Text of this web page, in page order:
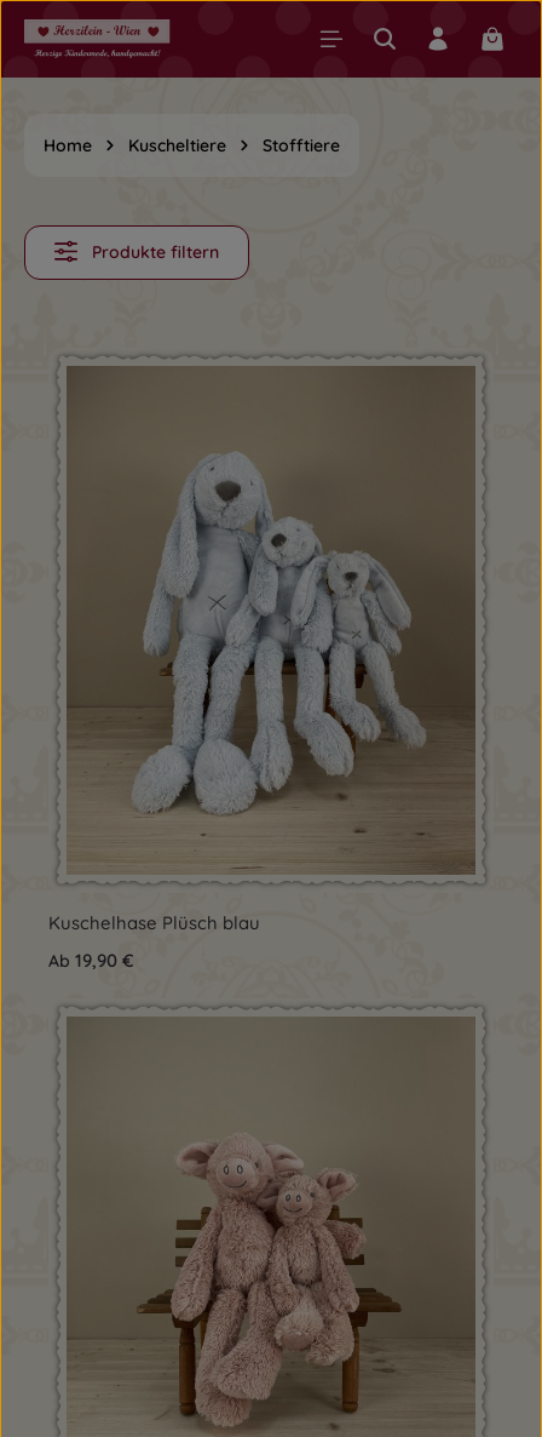
Zum Hauptinhalt springen
Home Kuscheltiere Stofftiere
Produkte filtern
Kuschelhase Plüsch blau
Regulärer Preis:
Ab 19,90 €